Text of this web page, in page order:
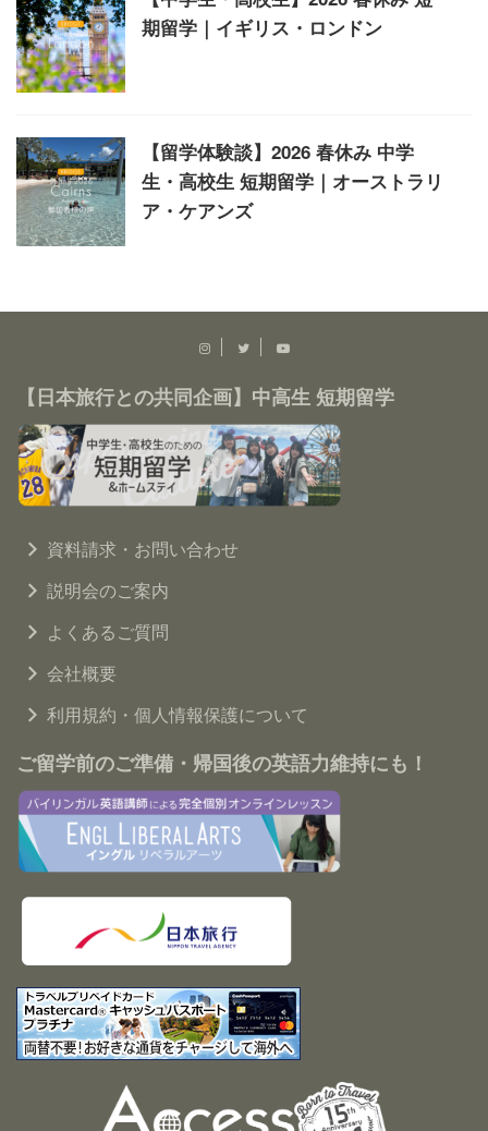
期留学｜イギリス・ロンドン
【留学体験談】2026 春休み 中学
生・高校生 短期留学｜オーストラリ
ア・ケアンズ
【日本旅行との共同企画】中高生 短期留学
資料請求・お問い合わせ
説明会のご案内
よくあるご質問
会社概要
利用規約・個人情報保護について
ご留学前のご準備・帰国後の英語力維持にも！